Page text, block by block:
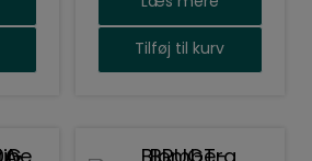
Tilføj til kurv